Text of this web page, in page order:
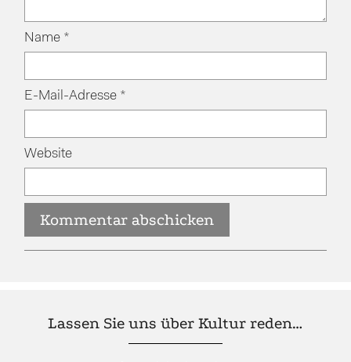
Name *
E-Mail-Adresse *
Website
Lassen Sie uns über Kultur reden…